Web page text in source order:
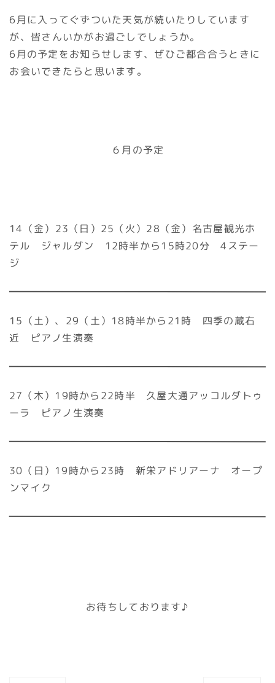
6月に入ってぐずついた天気が続いたりしています
が、皆さんいかがお過ごしでしょうか。
6月の予定をお知らせします、ぜひご都合合うときに
お会いできたらと思います。
６月の予定
14（金）23（日）25（火）28（金）名古屋観光ホ
テル ジャルダン 12時半から15時20分 4ステー
ジ
15（土）、29（土）18時半から21時 四季の蔵右
近 ピアノ生演奏
27（木）19時から22時半 久屋大通アッコルダトゥ
ーラ ピアノ生演奏
30（日）19時から23時 新栄アドリアーナ オープ
ンマイク
お待ちしております♪